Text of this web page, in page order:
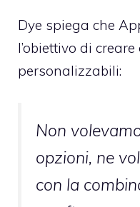
Dye spiega che
l’obiettivo di
personalizzabili:
Non
opzioni, ne
con la